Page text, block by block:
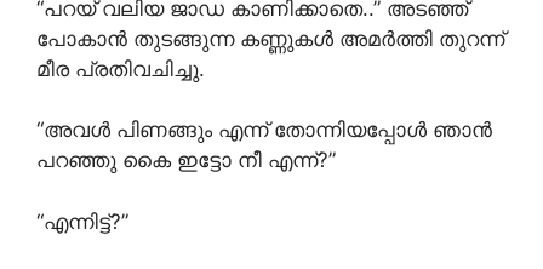
“പറയ് വലിയ ജാഡ കാണിക്കാതെ..” അടഞ്ഞ്
പോകാൻ തുടങ്ങുന്ന കണ്ണുകൾ അമർത്തി തുറന്ന്
മീര പ്രതിവചിച്ചു.
“അവൾ പിണങ്ങും എന്ന് തോന്നിയപ്പോൾ ഞാൻ
പറഞ്ഞു കൈ ഇട്ടോ നീ എന്ന്?”
“എന്നിട്ട്?”